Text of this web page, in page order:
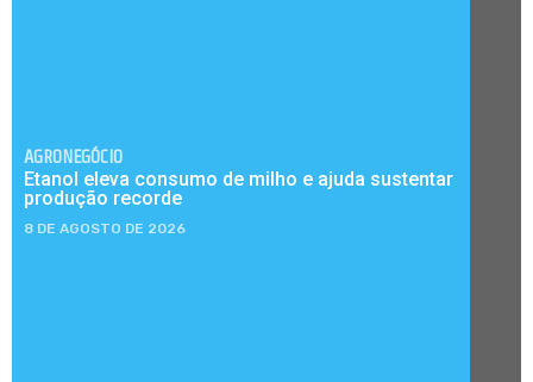
AGRONEGÓCIO
Etanol eleva consumo de milho e ajuda sustentar
produção recorde
8 DE AGOSTO DE 2026